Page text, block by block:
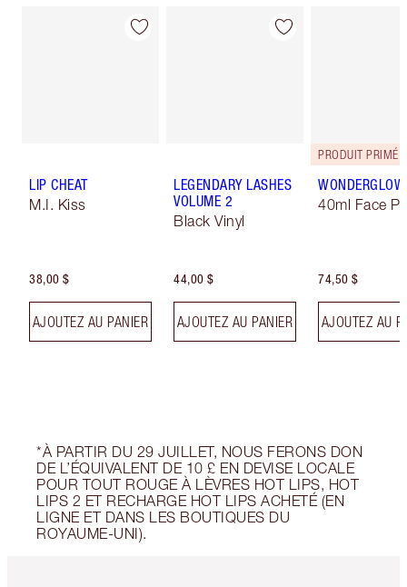
LIP CHEAT
M.I. Kiss
38,00 $
AJOUTEZ AU PANIER
LEGENDARY LASHES
VOLUME 2
Black Vinyl
44,00 $
AJOUTEZ AU PANIER
PRODUIT PRIMÉ
WONDERGLOW
40ml Face
74,50 $
AJOUTEZ AU
*À PARTIR DU 29 JUILLET, NOUS FERONS DON
DE L’ÉQUIVALENT DE 10 £ EN DEVISE LOCALE
POUR TOUT ROUGE À LÈVRES HOT LIPS, HOT
LIPS 2 ET RECHARGE HOT LIPS ACHETÉ (EN
LIGNE ET DANS LES BOUTIQUES DU
ROYAUME-UNI).